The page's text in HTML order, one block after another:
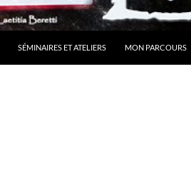
SÉMINAIRES ET ATELIERS MON PARCOURS